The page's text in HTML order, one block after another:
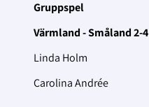
Gruppspel
Värmland - Småland 2-4
Linda Holm
Carolina Andrée